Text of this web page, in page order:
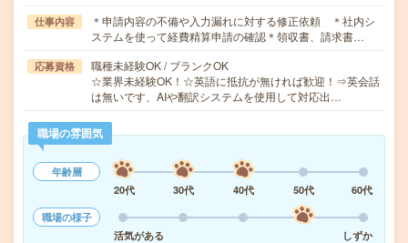
仕事内容
＊申請内容の不備や入力漏れに対する修正依頼 ＊社内シ
ステムを使って経費精算申請の確認＊領収書、請求書…
応募資格
職種未経験OK / ブランクOK
☆業界未経験OK！☆英語に抵抗が無ければ歓迎！⇒英会話
は無いです、AIや翻訳システムを使用して対応出…
職場の雰囲気
年齢層
20代
30代 40代 50代
60代
職場の様子
活気がある
しずか